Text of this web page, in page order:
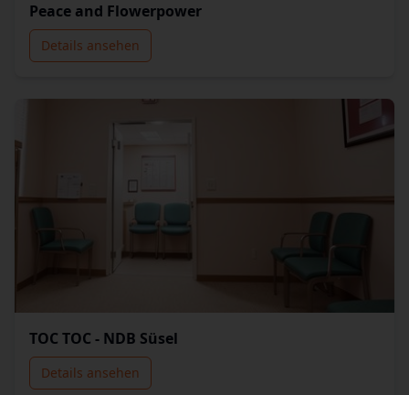
Peace and Flowerpower
Details ansehen
TOC TOC - NDB Süsel
Details ansehen